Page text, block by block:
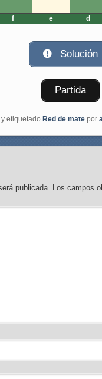
f e d
Solución
Partida
y etiquetado Red de mate por
publicada. Los campos